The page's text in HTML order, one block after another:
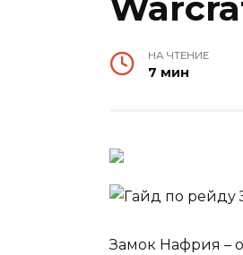
НА ЧТЕНИЕ
7 мин
Замок Нафрия –